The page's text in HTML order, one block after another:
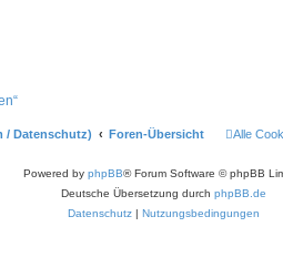
/ Datenschutz) Foren-Übersicht Alle
Powered by phpBB® Forum Software © phpBB
Deutsche Übersetzung durch phpBB.de
Datenschutz | Nutzungsbedingungen